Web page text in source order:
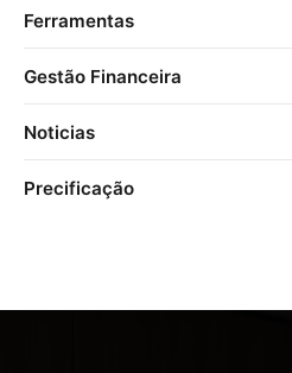
Ferramentas
Gestão Financeira
Noticias
Precificação